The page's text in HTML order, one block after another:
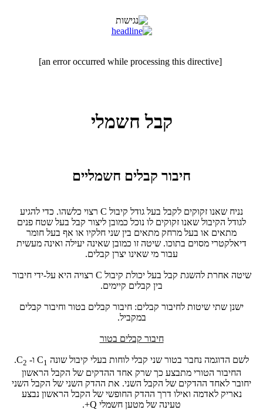
[an error occurred while processing this directive]
קבל חשמלי
חיבור קבלים חשמליים
נניח שאנו זקוקים לקבל בעל גודל קיבול C רצוי כלשהו. כדי להגיע
לגודל הקיבול שאנו זקוקים לו נוכל כמובן ליצור קבל בעל שטח פנים
מתאים או בעל מרחק מתאים בין שני חלקיו או אף בעל חומר
דיאלקטרי מסוים בתוכו. שיטה זו כמובן שאינה יעילה ואינה מעשית
עבור מי שאינו יצרן קבלים.
שיטה אחרת להשגת קבל בעל יכולת קיבול C רצויה היא על-ידי חיבור
בין קבלים קיימים.
ישנן שתי שיטות לחיבור קבלים: חיבור קבלים בטור וחיבור קבלים
במקביל.
חיבור קבלים בטור
לשם הדוגמה נחבר בטור שני קבלי לוחות בעלי קיבול שונה C1 ו- C2
.
החיבור הטורי מתבצע כך שרק אחד ההדקים של הקבל הראשון
יחובר לאחד ההדקים של הקבל השני. את ההדק השני של הקבל השני
נאריק לאדמה ואילו דרך ההדק החופשי של הקבל הראשון נבצע
טעינה של מטען חשמלי +Q
.